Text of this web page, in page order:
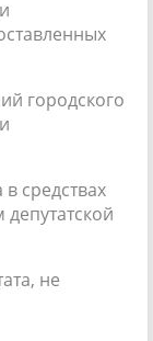
городского
средствах
не